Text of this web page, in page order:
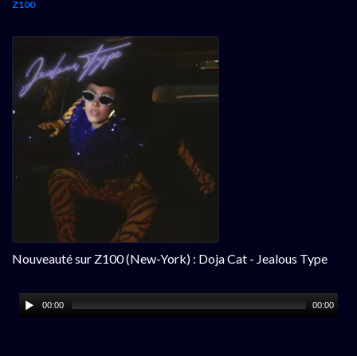
Z100
Nouveauté sur Z100 (New-York) : Doja Cat - Jealous Type
00:00 00:00